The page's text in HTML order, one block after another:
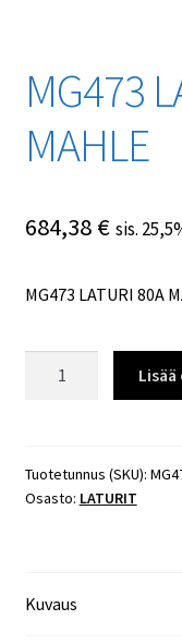
MG473
MAHLE
684,38 € sis.
MG473 LATURI 80А
määrä
Tuotetunnus (SKU):
Osasto: LATURIT
Kuvaus